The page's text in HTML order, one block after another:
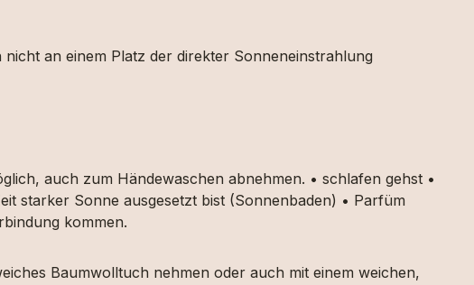
an einem Platz der direkter Sonneneinstrahlung
auch zum Händewaschen abnehmen. • schlafen gehst •
starker Sonne ausgesetzt bist (Sonnenbaden) • Parfüm
kommen.
Baumwolltuch nehmen oder auch mit einem weichen,